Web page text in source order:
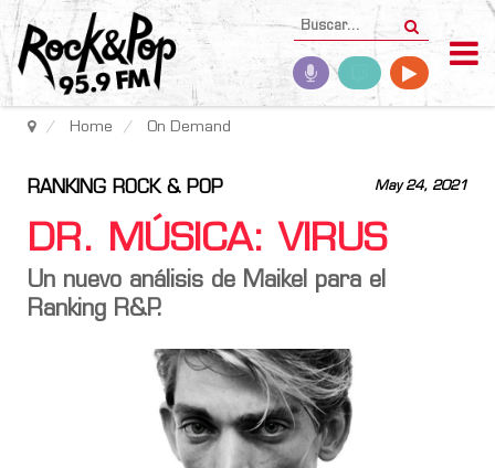
Home On Demand
May 24, 2021
RANKING ROCK & POP
DR. MÚSICA: VIRUS
Un nuevo análisis de Maikel para el
Ranking R&P.